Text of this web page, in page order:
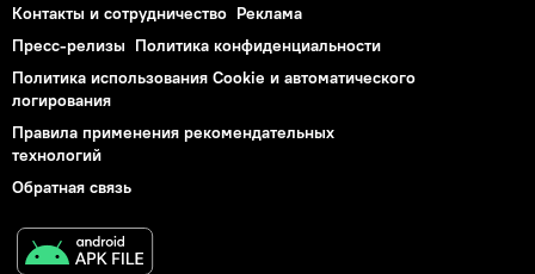
Контакты и сотрудничество Реклама
Пресс-релизы Политика конфиденциальности
Политика использования Cookie и автоматического
логирования
Правила применения рекомендательных
технологий
Обратная связь